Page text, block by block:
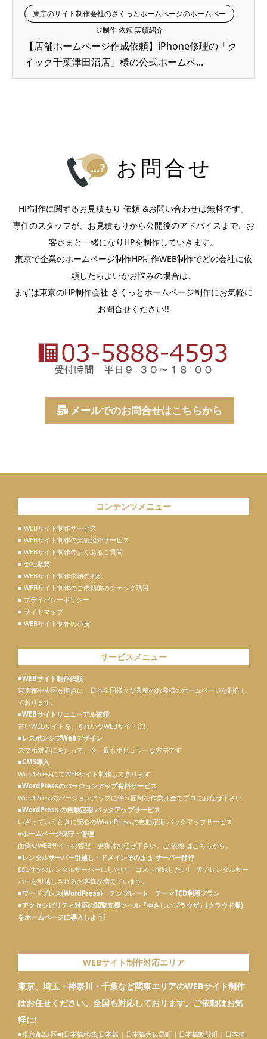
東京のサイト制作会社のさくっとホームページのホームペー
ジ制作 依頼 実績紹介
【店舗ホームページ作成依頼】iPhone修理の「ク
イック千葉津田沼店」様の公式ホームペ...
お問合せ
HP制作に関するお見積もり 依頼 &お問い合わせは無料です。
専任のスタッフが、お見積もりから公開後のアドバイスまで、お
客さまと一緒になりHPを制作していきます。
東京で企業のホームページ制作HP制作WEB制作でどの会社に依
頼したらよいかお悩みの場合は、
まずは東京のHP制作会社 さくっとホームページ制作にお気軽に
お問合せください!!
メールでのお問合せはこちらから
コンテンツメニュー
■ WEBサイト制作サービス
■ WEBサイト制作の実績紹介サービス
■ WEBサイト制作のよくあるご質問
■ 会社概要
■ WEBサイト制作依頼の流れ
■ WEBサイト制作のご依頼前のチェック項目
■ プライバシーポリシー
■ サイトマップ
■ WEBサイト制作の小技
サービスメニュー
■WEBサイト制作依頼
東京都中央区を拠点に、日本全国様々な業種のお客様のホームページを制作し
ております。
■WEBサイトリニューアル依頼
古いWEBサイトを、きれいなWEBサイトに!
■レスポンシブWebデザイン
スマホ対応にあたって、今、最もポピュラーな方法です
■CMS導入
WordPressにてWEBサイト制作して参ります
■WordPressのバージョンアップ有料サービス
WordPressのバージョンアップに伴う面倒な作業は全てプロにお任せ下さい
■WordPress の自動定期 バックアップサービス
いざっていうときに安心のWordPress の自動定期 バックアップサービス
■ホームページ保守・管理
面倒なWEBサイトの管理・更新はお任せ下さい。ご 依頼 はこちらから。
■レンタルサーバー引越し・ドメインそのまま サーバー移行
SSL付きのレンタルサーバーにしたい! コスト削減したい! 等でレンタルサー
バーを引越しされるお客様が増えています。
■ワードプレス(WordPress) テンプレート テーマTCD利用プラン
■アクセシビリティ対応の閲覧支援ツール『やさしいブラウザ』(クラウド版)
をホームページに導入しよう!
WEBサイト制作対応エリア
東京、埼玉・神奈川・千葉など関東エリアのWEBサイト制作
はお任せください。全国も対応しております。ご依頼はお気
軽に!
■東京都23 区■[日本橋地域]日本橋 | 日本橋大伝馬町 | 日本橋蛎殻町 | 日本橋